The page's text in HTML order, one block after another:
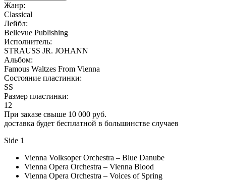
Жанр:
Classical
Лейбл:
Bellevue Publishing
Исполнитель:
STRAUSS JR. JOHANN
Альбом:
Famous Waltzes From Vienna
Состояние пластинки:
SS
Размер пластинки:
12
При заказе свыше 10 000 руб.
доставка будет бесплатной в большинстве случаев
Side 1
Vienna Volksoper Orchestra – Blue Danube
Vienna Opera Orchestra – Vienna Blood
Vienna Opera Orchestra – Voices of Spring